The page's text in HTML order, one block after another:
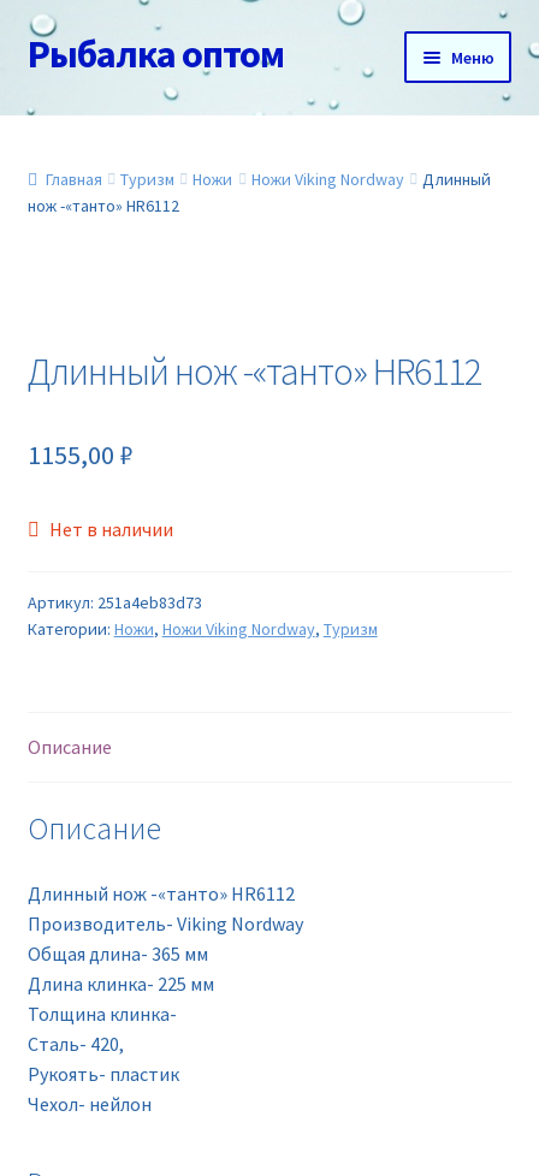
Перейти
к
навигации
Перейти
к
содержимому
Рыбалка оптом Меню
Главная
О нас
Новинки
Главная Туризм Ножи Ножи Viking Nordway
Длинный
нож -«танто» HR6112
Длинный нож -«танто» HR6112
1155,00 ₽
Нет в наличии
Артикул: 251a4eb83d73
Категории: Ножи, Ножи Viking Nordway, Туризм
Описание
Описание
Длинный нож -«танто» HR6112
Производитель- Viking Nordway
Oбщая длина- 365 мм
Длина клинка- 225 мм
Толщина клинка-
Сталь- 420,
Рукоять- пластик
Чехол- нейлон